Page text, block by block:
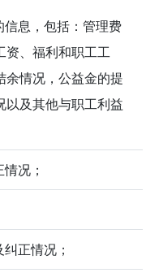
息，包括：管理费
资、福利和职工工
余情况，公益金的提
以及其他与职工利益
况；
正情况；